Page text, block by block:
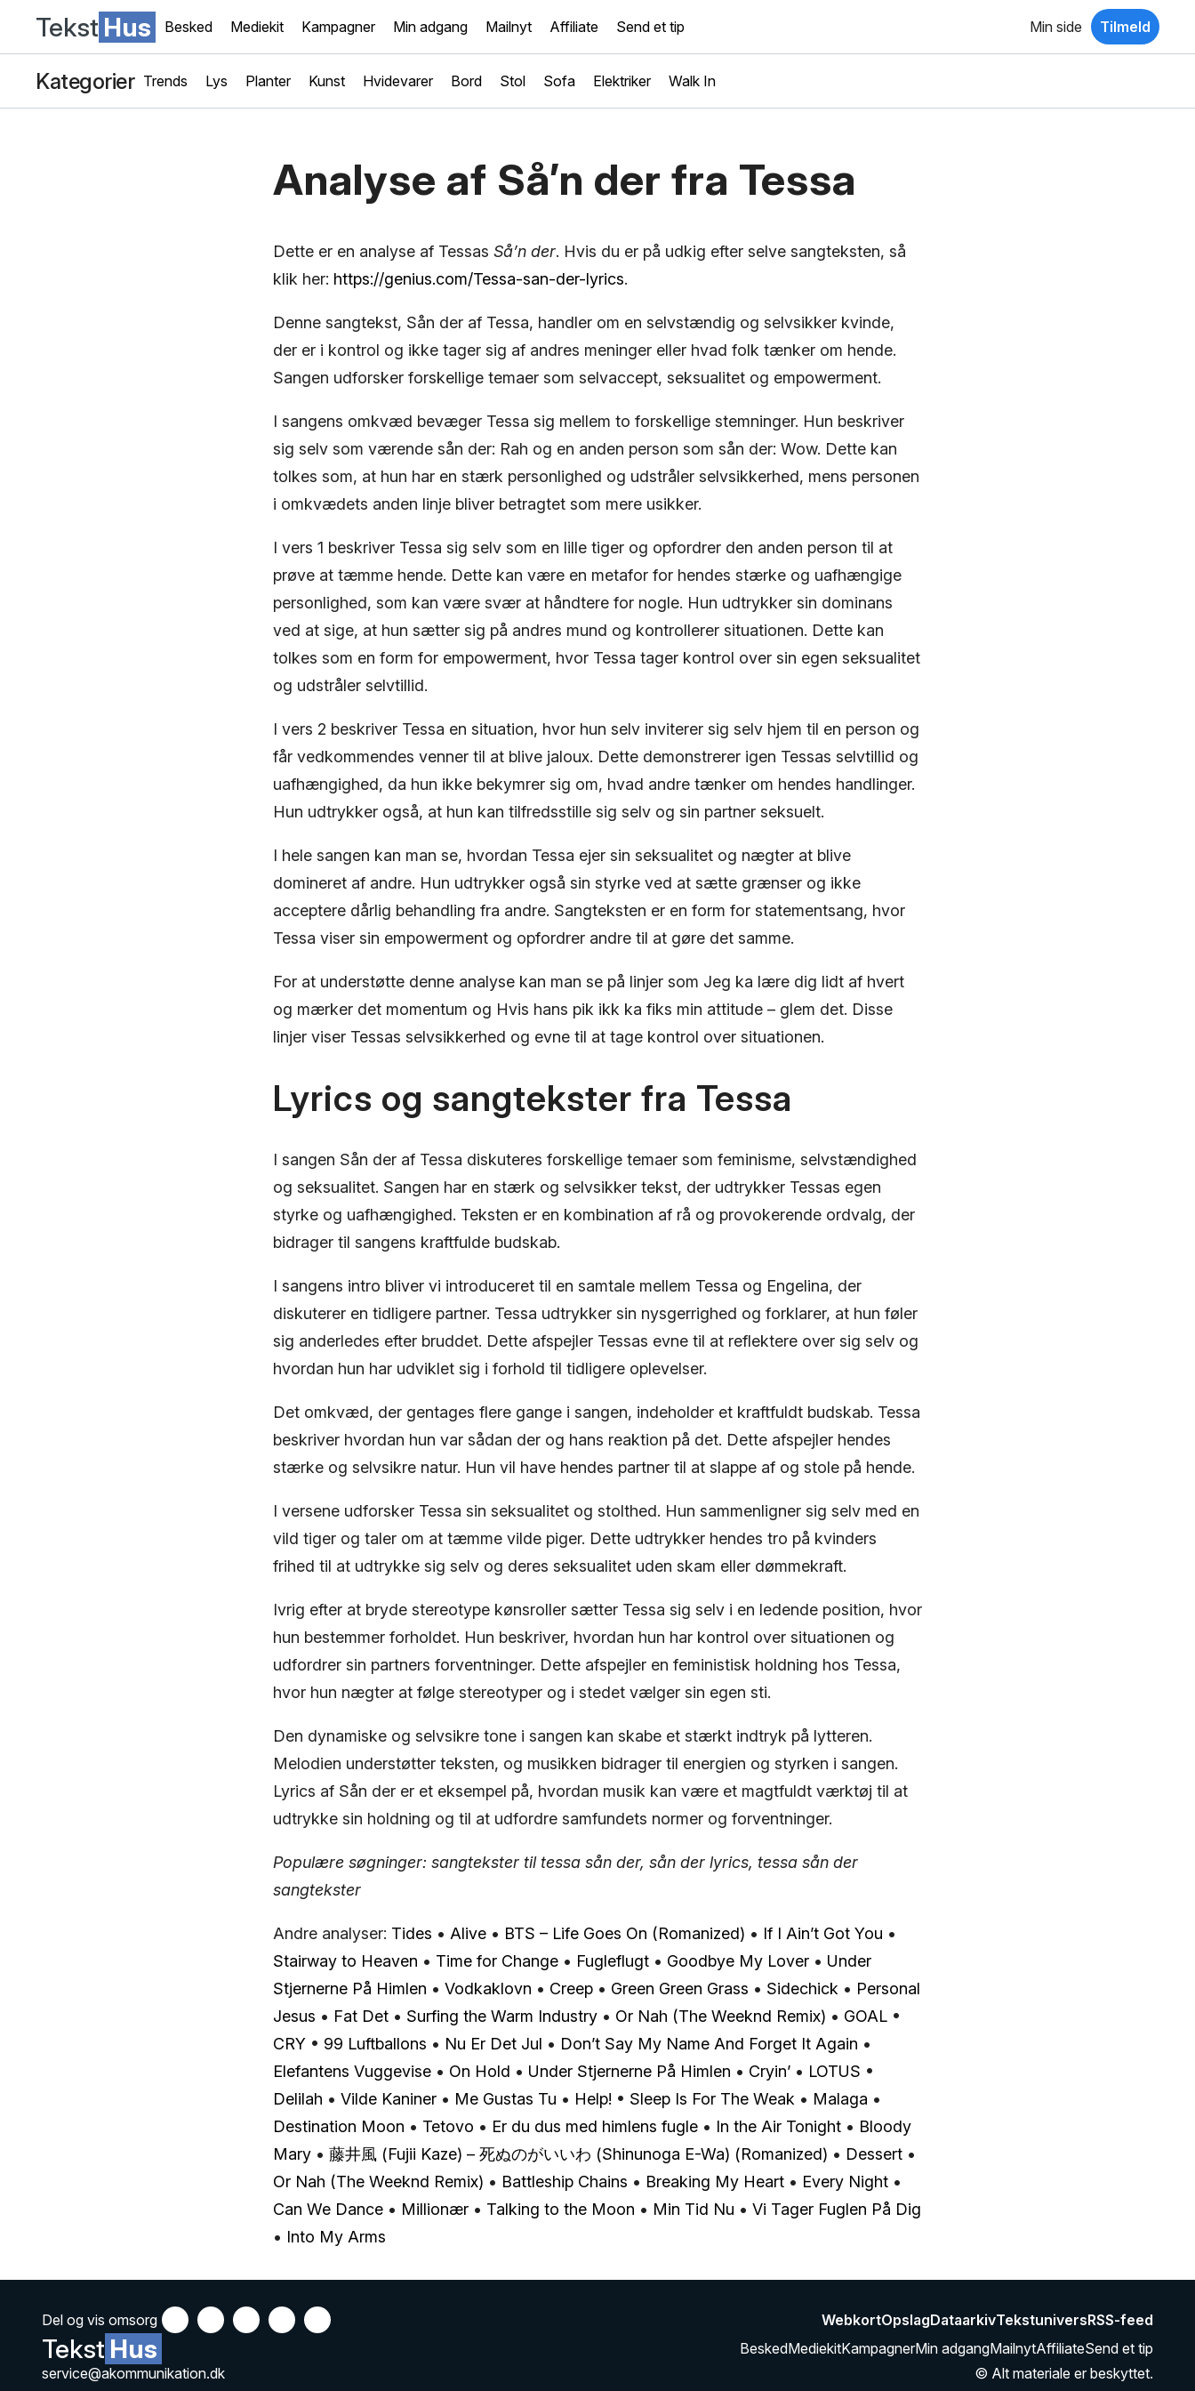
Tekst Hus Besked Mediekit Kampagner Min adgang Mailnyt Affiliate Send et tip Min side Tilmeld
Kategorier Trends Lys Planter Kunst Hvidevarer Bord Stol Sofa Elektriker Walk In
Analyse af Så’n der fra Tessa
Dette er en analyse af Tessas Så’n der. Hvis du er på udkig efter selve sangteksten, så
klik her: https://genius.com/Tessa-san-der-lyrics.
Denne sangtekst, Sån der af Tessa, handler om en selvstændig og selvsikker kvinde,
der er i kontrol og ikke tager sig af andres meninger eller hvad folk tænker om hende.
Sangen udforsker forskellige temaer som selvaccept, seksualitet og empowerment.
I sangens omkvæd bevæger Tessa sig mellem to forskellige stemninger. Hun beskriver
sig selv som værende sån der: Rah og en anden person som sån der: Wow. Dette kan
tolkes som, at hun har en stærk personlighed og udstråler selvsikkerhed, mens personen
i omkvædets anden linje bliver betragtet som mere usikker.
I vers 1 beskriver Tessa sig selv som en lille tiger og opfordrer den anden person til at
prøve at tæmme hende. Dette kan være en metafor for hendes stærke og uafhængige
personlighed, som kan være svær at håndtere for nogle. Hun udtrykker sin dominans
ved at sige, at hun sætter sig på andres mund og kontrollerer situationen. Dette kan
tolkes som en form for empowerment, hvor Tessa tager kontrol over sin egen seksualitet
og udstråler selvtillid.
I vers 2 beskriver Tessa en situation, hvor hun selv inviterer sig selv hjem til en person og
får vedkommendes venner til at blive jaloux. Dette demonstrerer igen Tessas selvtillid og
uafhængighed, da hun ikke bekymrer sig om, hvad andre tænker om hendes handlinger.
Hun udtrykker også, at hun kan tilfredsstille sig selv og sin partner seksuelt.
I hele sangen kan man se, hvordan Tessa ejer sin seksualitet og nægter at blive
domineret af andre. Hun udtrykker også sin styrke ved at sætte grænser og ikke
acceptere dårlig behandling fra andre. Sangteksten er en form for statementsang, hvor
Tessa viser sin empowerment og opfordrer andre til at gøre det samme.
For at understøtte denne analyse kan man se på linjer som Jeg ka lære dig lidt af hvert
og mærker det momentum og Hvis hans pik ikk ka fiks min attitude – glem det. Disse
linjer viser Tessas selvsikkerhed og evne til at tage kontrol over situationen.
Lyrics og sangtekster fra Tessa
I sangen Sån der af Tessa diskuteres forskellige temaer som feminisme, selvstændighed
og seksualitet. Sangen har en stærk og selvsikker tekst, der udtrykker Tessas egen
styrke og uafhængighed. Teksten er en kombination af rå og provokerende ordvalg, der
bidrager til sangens kraftfulde budskab.
I sangens intro bliver vi introduceret til en samtale mellem Tessa og Engelina, der
diskuterer en tidligere partner. Tessa udtrykker sin nysgerrighed og forklarer, at hun føler
sig anderledes efter bruddet. Dette afspejler Tessas evne til at reflektere over sig selv og
hvordan hun har udviklet sig i forhold til tidligere oplevelser.
Det omkvæd, der gentages flere gange i sangen, indeholder et kraftfuldt budskab. Tessa
beskriver hvordan hun var sådan der og hans reaktion på det. Dette afspejler hendes
stærke og selvsikre natur. Hun vil have hendes partner til at slappe af og stole på hende.
I versene udforsker Tessa sin seksualitet og stolthed. Hun sammenligner sig selv med en
vild tiger og taler om at tæmme vilde piger. Dette udtrykker hendes tro på kvinders
frihed til at udtrykke sig selv og deres seksualitet uden skam eller dømmekraft.
Ivrig efter at bryde stereotype kønsroller sætter Tessa sig selv i en ledende position, hvor
hun bestemmer forholdet. Hun beskriver, hvordan hun har kontrol over situationen og
udfordrer sin partners forventninger. Dette afspejler en feministisk holdning hos Tessa,
hvor hun nægter at følge stereotyper og i stedet vælger sin egen sti.
Den dynamiske og selvsikre tone i sangen kan skabe et stærkt indtryk på lytteren.
Melodien understøtter teksten, og musikken bidrager til energien og styrken i sangen.
Lyrics af Sån der er et eksempel på, hvordan musik kan være et magtfuldt værktøj til at
udtrykke sin holdning og til at udfordre samfundets normer og forventninger.
Populære søgninger: sangtekster til tessa sån der, sån der lyrics, tessa sån der
sangtekster
Andre analyser: Tides • Alive • BTS – Life Goes On (Romanized) • If I Ain’t Got You •
Stairway to Heaven • Time for Change • Fugleflugt • Goodbye My Lover • Under
Stjernerne På Himlen • Vodkaklovn • Creep • Green Green Grass • Sidechick • Personal
Jesus • Fat Det • Surfing the Warm Industry • Or Nah (The Weeknd Remix) • GOAL •
CRY • 99 Luftballons • Nu Er Det Jul • Don’t Say My Name And Forget It Again •
Elefantens Vuggevise • On Hold • Under Stjernerne På Himlen • Cryin’ • LOTUS •
Delilah • Vilde Kaniner • Me Gustas Tu • Help! • Sleep Is For The Weak • Malaga •
Destination Moon • Tetovo • Er du dus med himlens fugle • In the Air Tonight • Bloody
Mary • 藤井風 (Fujii Kaze) – 死ぬのがいいわ (Shinunoga E-Wa) (Romanized) • Dessert •
Or Nah (The Weeknd Remix) • Battleship Chains • Breaking My Heart • Every Night •
Can We Dance • Millionær • Talking to the Moon • Min Tid Nu • Vi Tager Fuglen På Dig
• Into My Arms
Tekst Hus
Del og vis omsorg
BeskedMediekitKampagnerMin adgangMailnytAffiliateSend et tip
© Alt materiale er beskyttet.
WebkortOpslagDataarkivTekstuniversRSS-feed
service@akommunikation.dk